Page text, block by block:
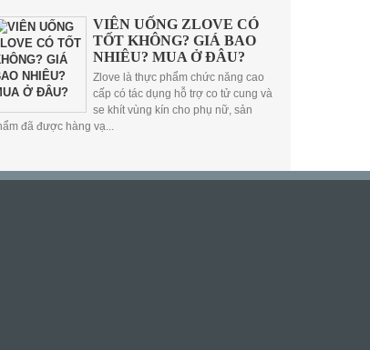
VIÊN UỐNG ZLOVE CÓ
TỐT KHÔNG? GIÁ BAO
NHIÊU? MUA Ở ĐÂU?
Zlove là thực phẩm chức năng cao
cấp có tác dụng hỗ trợ co tử cung và
se khít vùng kín cho phụ nữ, sản
đã được hàng vạ...